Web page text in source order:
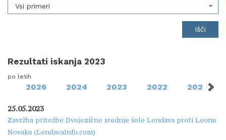
Vsi primeri
Rezultati iskanja 2023
po letih
2026 2024 2023 2022 2020
25.05.2023
Zavržba pritožbe Dvojezične srednje šole Lendava proti Leonu
Novaku (LendavaInfo.com)